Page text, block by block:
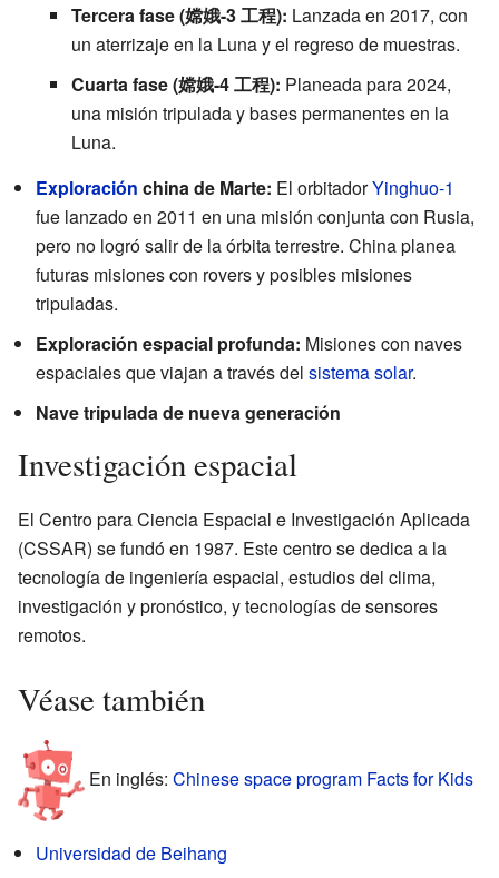
Tercera fase (嫦娥-3 工程): Lanzada en 2017, con
un aterrizaje en la Luna y el regreso de muestras.
Cuarta fase (嫦娥-4 工程): Planeada para 2024,
una misión tripulada y bases permanentes en la
Luna.
Exploración china de Marte: El orbitadorYinghuo-1
fue lanzado en 2011 en una misión conjunta con Rusia,
pero no logró salir de la órbita terrestre. China planea
futuras misiones con rovers y posibles misiones
tripuladas.
Exploración espacial profunda: Misiones con naves
espaciales que viajan a través del sistema solar.
Nave tripulada de nueva generación
Investigación espacial
El Centro para Ciencia Espacial e Investigación Aplicada
(CSSAR) se fundó en 1987. Este centro se dedica a la
tecnología de ingeniería espacial, estudios del clima,
investigación y pronóstico, y tecnologías de sensores
remotos.
Véase también
En inglés: Chinese space program Facts for Kids
Universidad de Beihang